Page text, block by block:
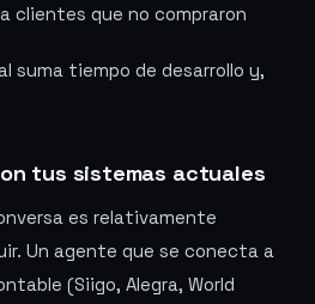
clientes que no compraron
suma tiempo de desarrollo y,
tus sistemas actuales
es relativamente
Un agente que se conecta a
(Siigo, Alegra, World